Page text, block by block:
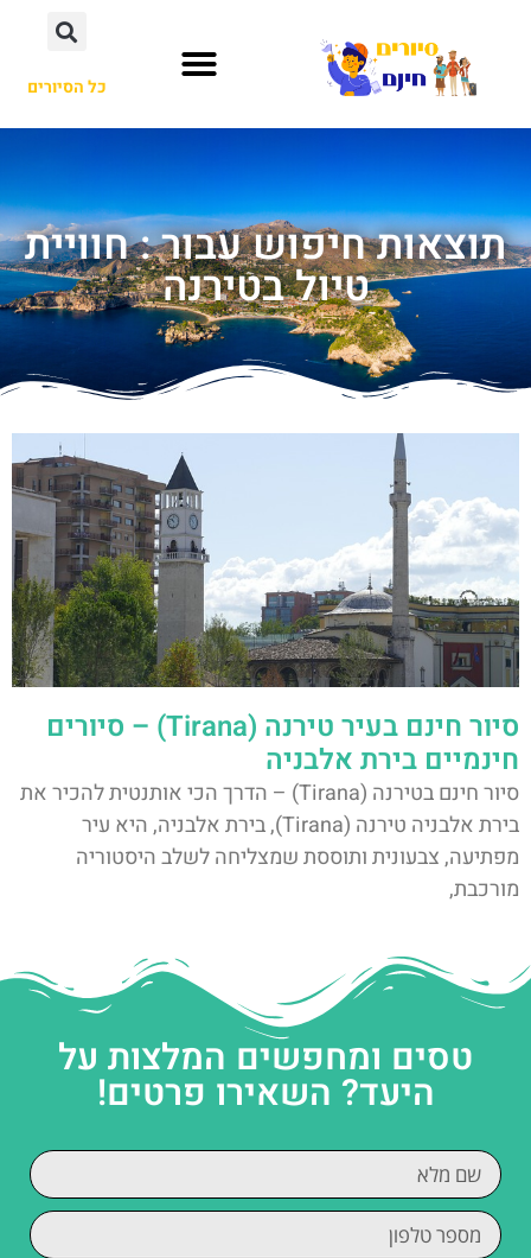
כל הסיורים
תוצאות חיפוש עבור : חוויית
טיול בטירנה
סיור חינם בעיר טירנה (Tirana) – סיורים
חינמיים בירת אלבניה
סיור חינם בטירנה (Tirana) – הדרך הכי אותנטית להכיר את
בירת אלבניה טירנה (Tirana), בירת אלבניה, היא עיר
מפתיעה, צבעונית ותוססת שמצליחה לשלב היסטוריה
מורכבת,
טסים ומחפשים המלצות על
היעד? השאירו פרטים!